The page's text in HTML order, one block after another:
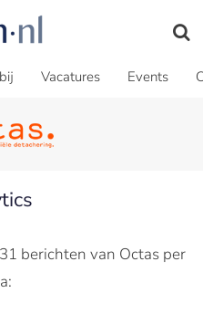
Vacatures Events
berichten van Octas per